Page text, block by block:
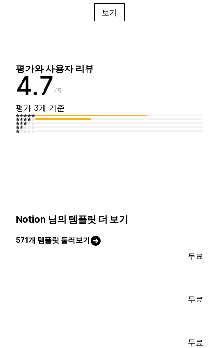
보기
평가와 사용자 리뷰
4.7 5
평가 3개 기준
Notion 님의 템플릿 더 보기
571개 템플릿 둘러보기
무료
무료
무료